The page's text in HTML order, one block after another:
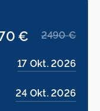
€ 2490 €
17 Okt. 2026
24 Okt. 2026